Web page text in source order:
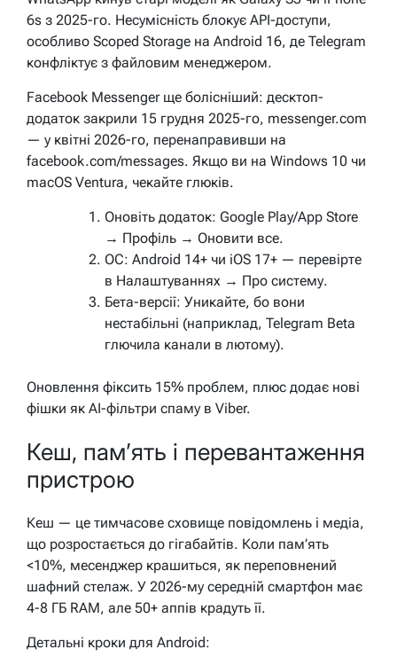
6s з 2025-го. Несумісність блокує API-доступи,
особливо Scoped Storage на Android 16, де Telegram
конфліктує з файловим менеджером.
Facebook Messenger ще болісніший: десктоп-
додаток закрили 15 грудня 2025-го, messenger.com
— у квітні 2026-го, перенаправивши на
facebook.com/messages. Якщо ви на Windows 10 чи
macOS Ventura, чекайте глюків.
Оновіть додаток: Google Play/App Store
→ Профіль → Оновити все.
ОС: Android 14+ чи iOS 17+ — перевірте
в Налаштуваннях → Про систему.
Бета-версії: Уникайте, бо вони
нестабільні (наприклад, Telegram Beta
глючила канали в лютому).
Оновлення фіксить 15% проблем, плюс додає нові
фішки як AI-фільтри спаму в Viber.
Кеш, пам’ять і перевантаження
пристрою
Кеш — це тимчасове сховище повідомлень і медіа,
що розростається до гігабайтів. Коли пам’ять
<10%, месенджер крашиться, як переповнений
шафний стелаж. У 2026-му середній смартфон має
4-8 ГБ RAM, але 50+ аппів крадуть її.
Детальні кроки для Android: